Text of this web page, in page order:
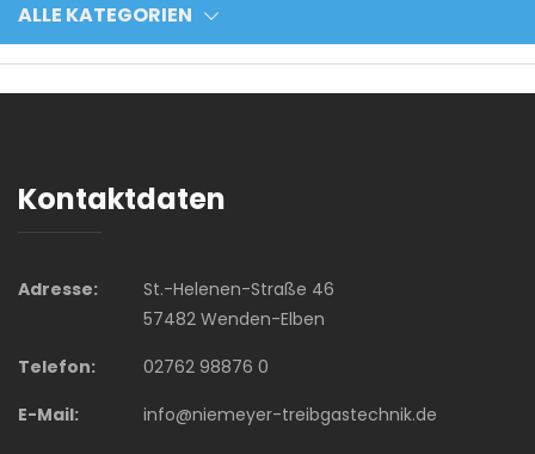
ALLE KATEGORIEN
Kontaktdaten
Adresse:
St.-Helenen-Straße 46
57482 Wenden-Elben
Telefon:
02762 98876 0
E-Mail:
info@niemeyer-treibgastechnik.de